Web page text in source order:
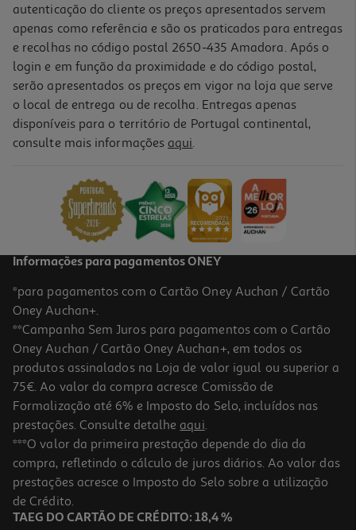
-13%
4.1
Escova Modeladora Qilive Q.7880 5 Em 1 Cerâmica 1000w
Price reduced from
34,99 €
4.7
Mini Alisador De Cabelo Qilive Q.7762 Cerâmica Cabo 360º Viagem
9.99 €/un
9,99 €
autenticação do cliente os preços apresentados servem
apenas como referência e são os praticados para entregas
e recolhas no código postal 2650-435 Amadora. Após o
login e em função da proximidade e do código postal,
serão apresentados os preços em vigor na loja que serve
o local de entrega ou de recolha. Entregas apenas
disponíveis para o território de Portugal continental,
consulte mais informações aqui.
Informações para pagamentos ONEY
*para pagamentos com o Cartão Oney Auchan / Cartão
Oney Auchan+.
**Campanha Sem Juros para pagamentos com o Cartão
Oney Auchan / Cartão Oney Auchan+, em todos os
produtos assinalados na Loja de valor igual ou superior a
75€. Ao valor da compra acresce Comissão de
Formalização até 6% e Imposto do Selo, incluídos nas
prestações. Consulte detalhe aqui.
***O valor da primeira prestação depende do dia da
compra, refletindo o cálculo de juros diários. Ao valor das
prestações acresce o Imposto do Selo sobre a utilização
de Crédito.
TAEG DO CARTÃO DE CRÉDITO: 18,4 %